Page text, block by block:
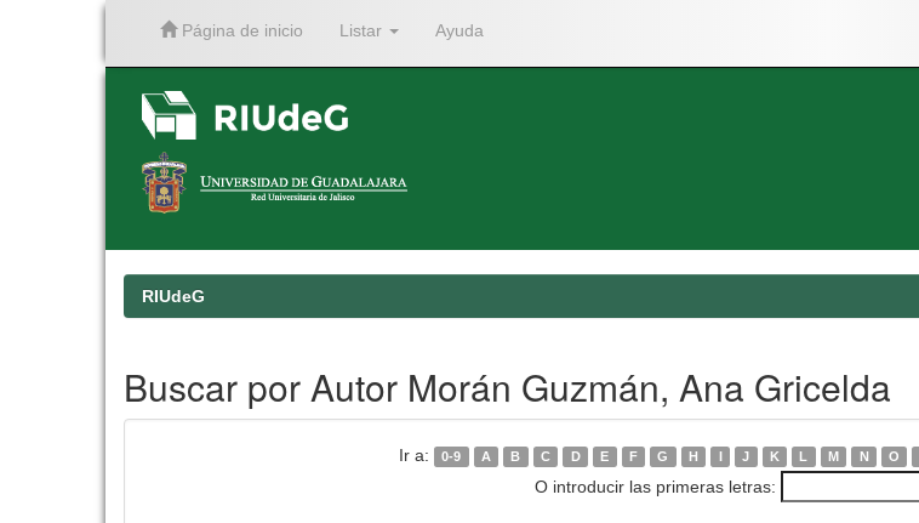
Página de inicio Listar Ayuda
RIUdeG
Buscar por Autor Morán Guzmán, Ana Gricelda
Ir a: 0-9 A B C D E F G H I J K L M N O
O introducir las primeras letras: